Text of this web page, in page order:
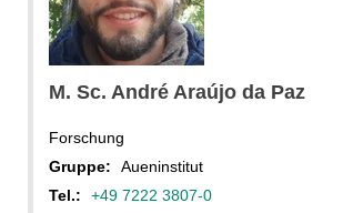
M. Sc. André Araújo da Paz
Forschung
Gruppe:
Aueninstitut
Tel.:
+49 7222 3807-0